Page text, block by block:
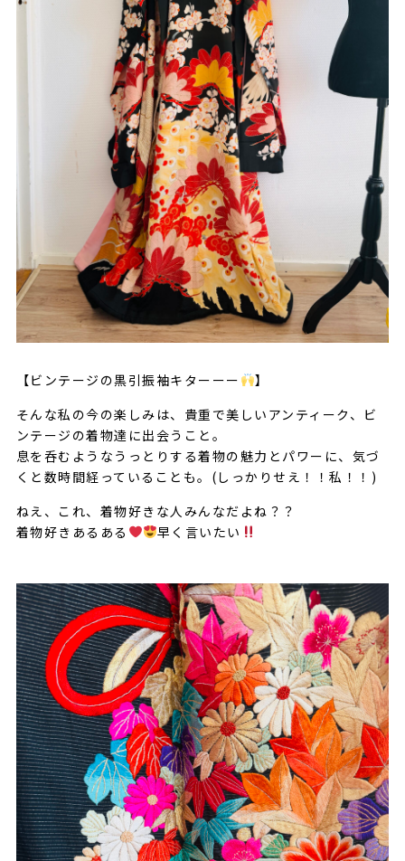
【ビンテージの黒引振袖キターーー
】
そんな私の今の楽しみは、貴重で美しいアンティーク、ビ
ンテージの着物達に出会うこと。
息を呑むようなうっとりする着物の魅力とパワーに、気づ
くと数時間経っていることも。(しっかりせえ！！私！！)
ねえ、これ、着物好きな人みんなだよね？？
着物好きあるある
早く言いたい